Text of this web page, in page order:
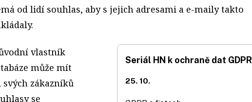
od lidí souhlas, aby s jejich adresami a e-maily takto
Seriál HN k ochraně dat GDPR
25. 10.
vlastník
může mít
svých zákazníků
se